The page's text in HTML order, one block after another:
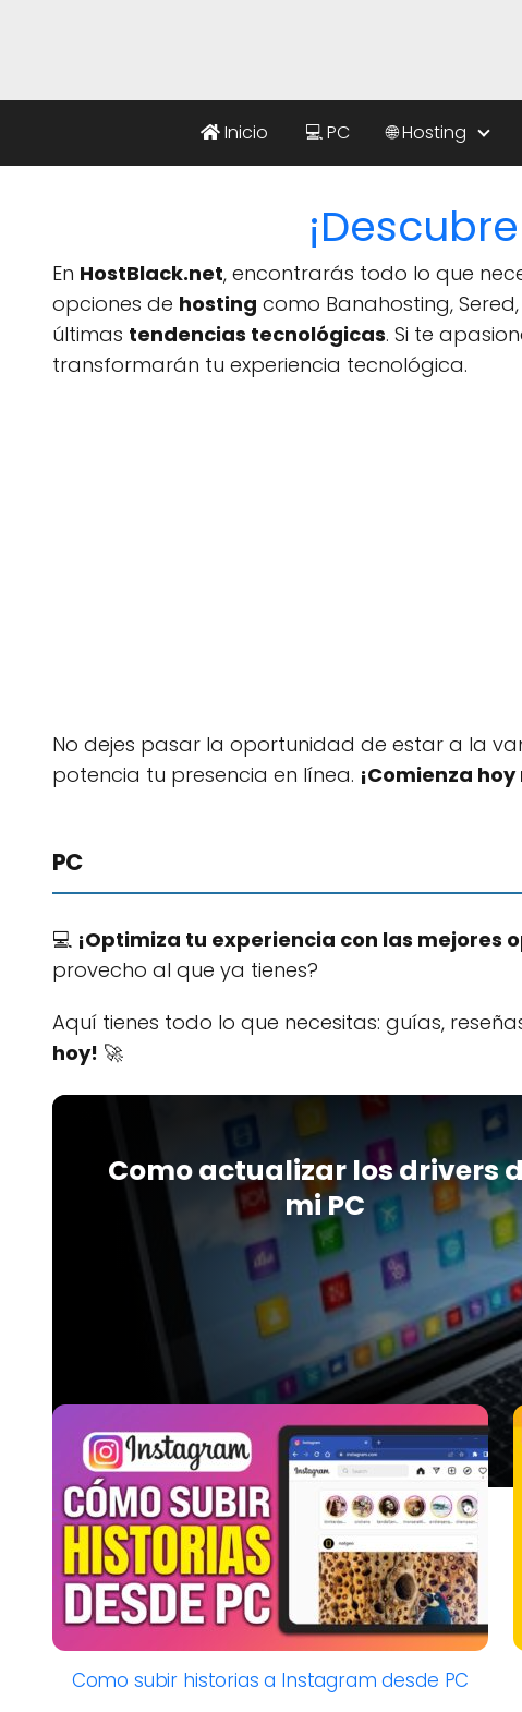
Inicio 💻 PC 🌐 Hosting
En HostBlack.net, encontrarás todo lo que
opciones de hosting como Banahosting,
últimas tendencias tecnológicas. Si te
transformarán tu experiencia tecnológica.
No dejes pasar la oportunidad de estar a la
potencia tu presencia en línea. ¡Comienza
PC
💻 ¡Optimiza tu experiencia con las mejores
provecho al que ya tienes?
Aquí tienes todo lo que necesitas: guías,
hoy! 🚀
Como actualizar los drivers
mi PC
Como subir historias a Instagram desde PC